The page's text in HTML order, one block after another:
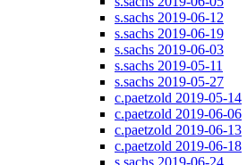
s.sachs 2019-06-12
s.sachs 2019-06-19
s.sachs 2019-06-03
s.sachs 2019-05-11
s.sachs 2019-05-27
c.paetzold 2019-05-14
c.paetzold 2019-06-06
c.paetzold 2019-06-13
c.paetzold 2019-06-18
s.sachs 2019-06-24